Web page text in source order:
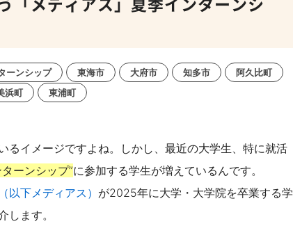
ーンシップ 東海市 大府市 知多市
阿久比町
浜町 東浦町
るイメージですよね。しかし、最近の大学生、特に就活
ーンシップ”に参加する学生が増えているんです。
下メディアス） が2025年に大学・大学院を卒業する学
ます。